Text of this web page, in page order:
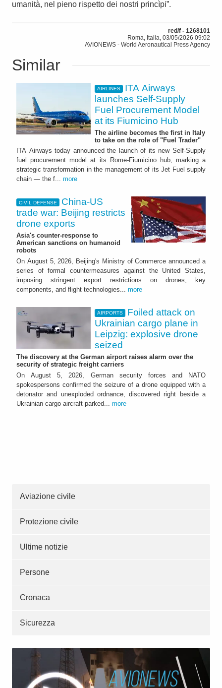
umanità, nel pieno rispetto dei nostri princìpi”.
red/f - 1268101
Roma, Italia, 03/05/2026 09:02
AVIONEWS - World Aeronautical Press Agency
Similar
AIRLINES
ITA Airways
launches Self-Supply
Fuel Procurement Model
at its Fiumicino Hub
The airline becomes the first in Italy
to take on the role of "Fuel Trader"
ITA Airways today announced the launch of its new Self-Supply
fuel procurement model at its Rome-Fiumicino hub, marking a
strategic transformation in the management of its Jet Fuel supply
chain — the f... more
CIVIL DEFENSE
China-US
trade war: Beijing restricts
drone exports
Asia's counter-response to
American sanctions on humanoid
robots
On August 5, 2026, Beijing's Ministry of Commerce announced a
series of formal countermeasures against the United States,
imposing stringent export restrictions on drones, key
components, and flight technologies... more
AIRPORTS
Foiled attack on
Ukrainian cargo plane in
Leipzig: explosive drone
seized
The discovery at the German airport raises alarm over the
security of strategic freight carriers
On August 5, 2026, German security forces and NATO
spokespersons confirmed the seizure of a drone equipped with a
detonator and unexploded ordnance, discovered right beside a
Ukrainian cargo aircraft parked... more
Aviazione civile
Protezione civile
Ultime notizie
Persone
Cronaca
Sicurezza